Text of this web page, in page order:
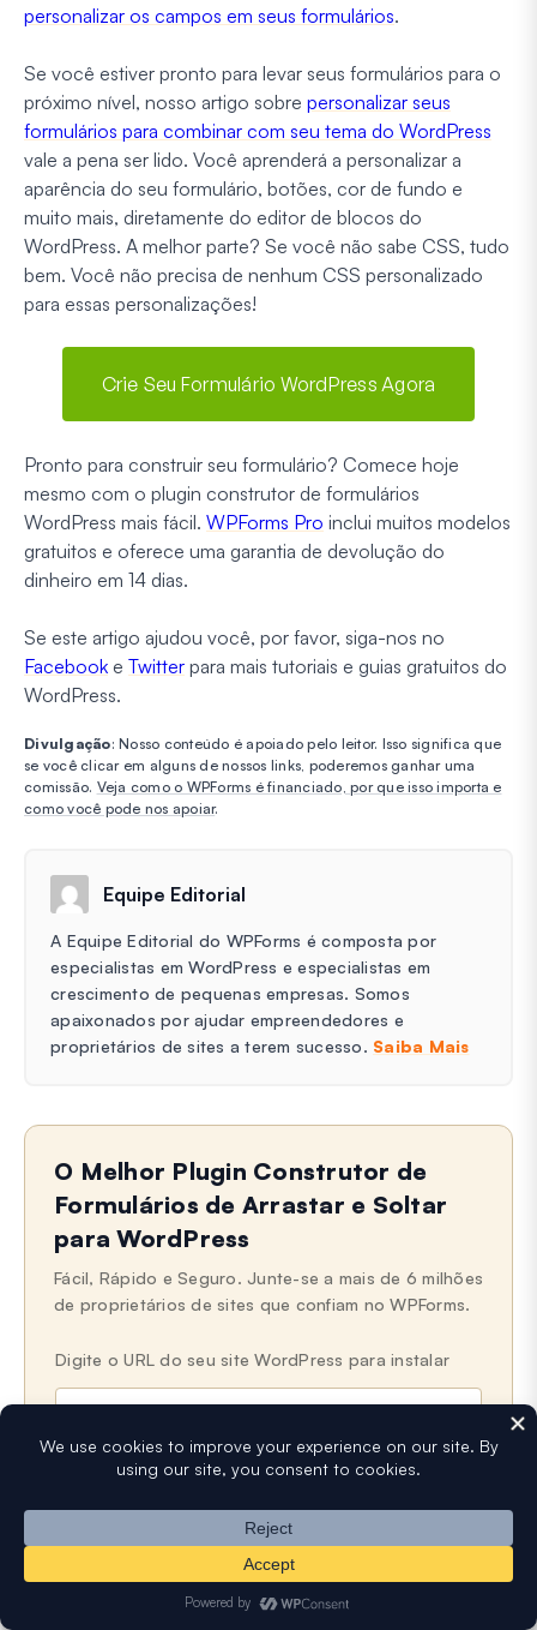
personalizar os campos em seus formulários.
Se você estiver pronto para levar seus formulários para o
próximo nível, nosso artigo sobre personalizar seus
formulários para combinar com seu tema do WordPress
vale a pena ser lido. Você aprenderá a personalizar a
aparência do seu formulário, botões, cor de fundo e
muito mais, diretamente do editor de blocos do
WordPress. A melhor parte? Se você não sabe CSS, tudo
bem. Você não precisa de nenhum CSS personalizado
para essas personalizações!
Crie Seu Formulário WordPress Agora
Pronto para construir seu formulário? Comece hoje
mesmo com o plugin construtor de formulários
WordPress mais fácil. WPForms Pro inclui muitos modelos
gratuitos e oferece uma garantia de devolução do
dinheiro em 14 dias.
Se este artigo ajudou você, por favor, siga-nos no
Facebook e Twitter para mais tutoriais e guias gratuitos do
WordPress.
Divulgação: Nosso conteúdo é apoiado pelo leitor. Isso significa que
se você clicar em alguns de nossos links, poderemos ganhar uma
comissão. Veja como o WPForms é financiado, por que isso importa e
como você pode nos apoiar.
Equipe Editorial
A Equipe Editorial do WPForms é composta por
especialistas em WordPress e especialistas em
crescimento de pequenas empresas. Somos
apaixonados por ajudar empreendedores e
proprietários de sites a terem sucesso. Saiba Mais
O Melhor Plugin Construtor de
Formulários de Arrastar e Soltar
para WordPress
Fácil, Rápido e Seguro. Junte-se a mais de 6 milhões
de proprietários de sites que confiam no WPForms.
Digite o URL do seu site WordPress para instalar
m
m
a
i
Obtenha o WPForms Lite Agora (Grátis)